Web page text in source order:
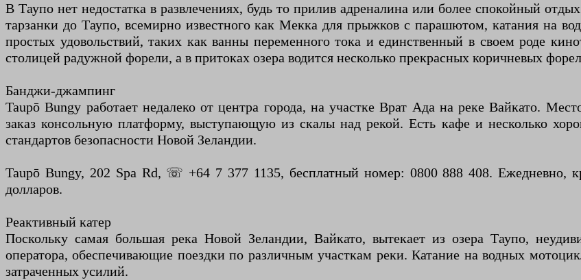
В Таупо нет недостатка в развлечениях, будь то прилив адреналина или более спокойный
тарзанки до Таупо, всемирно известного как Мекка для прыжков с парашютом, катания на
простых удовольствий, таких как ванны переменного тока и единственный в своем роде
столицей радужной форели, а в притоках озера водится несколько прекрасных коричневых
Банджи-джампинг
Taupō Bungy работает недалеко от центра города, на участке Врат Ада на реке Вайкато.
заказ консольную платформу, выступающую из скалы над рекой. Есть кафе и несколько
стандартов безопасности Новой Зеландии.
Taupō Bungy, 202 Spa Rd, ☏ +64 7 377 1135, бесплатный номер: 0800 888 408.
долларов.
Реактивный катер
Поскольку самая большая река Новой Зеландии, Вайкато, вытекает из озера Таупо,
оператора, обеспечивающие поездки по различным участкам реки. Катание на водных
затраченных усилий.